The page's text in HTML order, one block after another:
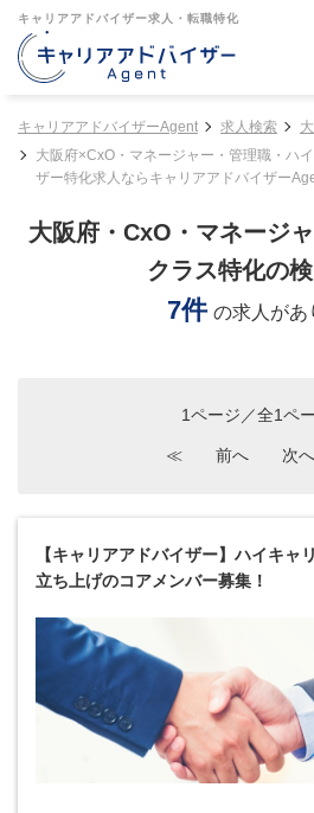
キャリアアドバイザー求人・転職特化
キャリアアドバイザーAgent 求人検索
大阪府×CxO・マネージャー・管理職・ハ
ザー特化求人ならキャリアアドバイザー
大阪府・CxO・マネージ
クラス特化の
7件 の求人があ
1ページ／全1ペ
≪ 前へ 次へ
【キャリアアドバイザー】ハイキャ
立ち上げのコアメンバー募集！